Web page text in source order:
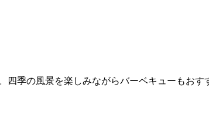
四季の風景を楽しみながらバーベキューもおす